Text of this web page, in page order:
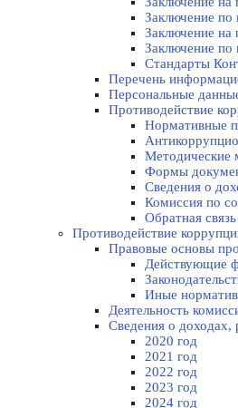
Заключение по
Заключение на
Заключение
Стандарты
Перечень
Персональные
Противодействие
Нормативные
Методические
Формы
Сведения о
Комиссия по
Обратная
Противодействие
Правовые основы
Действующие
Иные
Деятельность
Сведения о доходах,
2020 год
2021 год
2022 год
2023 год
2024 год